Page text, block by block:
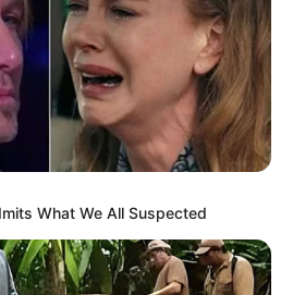
What We All Suspected